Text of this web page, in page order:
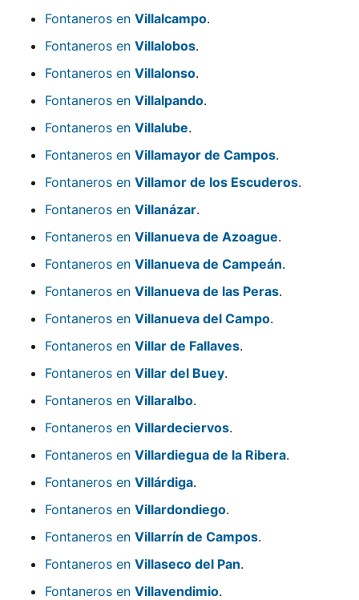
Fontaneros en Villalcampo.
Fontaneros en Villalobos.
Fontaneros en Villalonso.
Fontaneros en Villalpando.
Fontaneros en Villalube.
Fontaneros en Villamayor de Campos.
Fontaneros en Villamor de los Escuderos.
Fontaneros en Villanázar.
Fontaneros en Villanueva de Azoague.
Fontaneros en Villanueva de Campeán.
Fontaneros en Villanueva de las Peras.
Fontaneros en Villanueva del Campo.
Fontaneros en Villar de Fallaves.
Fontaneros en Villar del Buey.
Fontaneros en Villaralbo.
Fontaneros en Villardeciervos.
Fontaneros en Villardiegua de la Ribera.
Fontaneros en Villárdiga.
Fontaneros en Villardondiego.
Fontaneros en Villarrín de Campos.
Fontaneros en Villaseco del Pan.
Fontaneros en Villavendimio.